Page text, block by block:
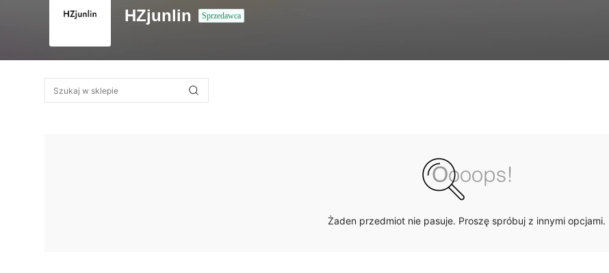
HZjunlin Sprzedawca
Żaden przedmiot nie pasuje. Proszę spróbuj z innymi opcjami.